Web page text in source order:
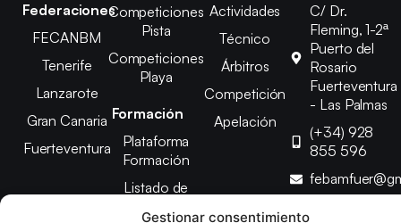
Gestionar consentimiento
Federaciones
FECANBM
Tenerife
Lanzarote
Gran Canaria
Fuerteventura
Competiciones
Pista
Competiciones
Playa
Formación
Plataforma
Formación
Listado de
Actividades
Técnico
Árbitros
Competición
Apelación
C/ Dr.
Fleming, 1-2ª
Puerto del
Rosario
Fuerteventura
- Las Palmas
(+34) 928
855 596